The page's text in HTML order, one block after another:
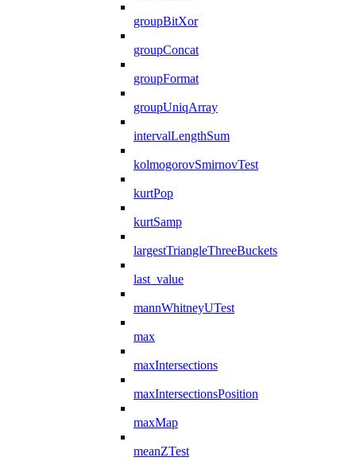
groupBitXor
groupConcat
groupFormat
groupUniqArray
intervalLengthSum
kolmogorovSmirnovTest
kurtPop
kurtSamp
largestTriangleThreeBuckets
last_value
mannWhitneyUTest
max
maxIntersections
maxIntersectionsPosition
maxMap
meanZTest